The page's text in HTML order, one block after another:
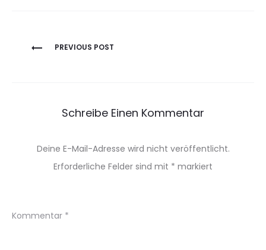
Beitragsnavigation
PREVIOUS POST
Schreibe Einen Kommentar
Deine E-Mail-Adresse wird nicht veröffentlicht.
Erforderliche Felder sind mit * markiert
Kommentar *